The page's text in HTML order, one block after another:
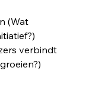
(Wat
verbindt